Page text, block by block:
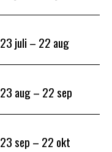
23 juli – 22 aug
23 aug – 22 sep
23 sep – 22 okt